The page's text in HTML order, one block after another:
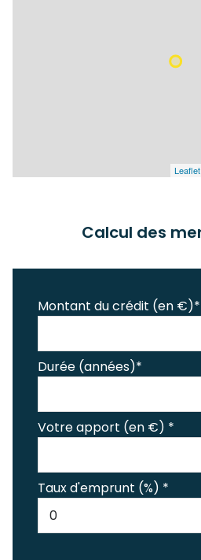
Leaflet
Calcul des
Montant du crédit (en €)*
Durée (années)*
Votre apport (en €) *
Taux d'emprunt (%) *